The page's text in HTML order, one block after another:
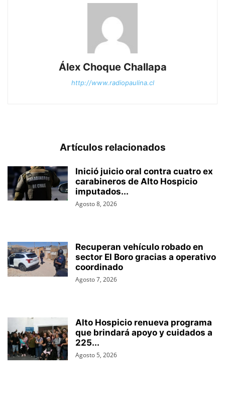
Álex Choque Challapa
http://www.radiopaulina.cl
Artículos relacionados
Inició juicio oral contra cuatro ex
carabineros de Alto Hospicio
imputados...
Agosto 8, 2026
Recuperan vehículo robado en
sector El Boro gracias a operativo
coordinado
Agosto 7, 2026
Alto Hospicio renueva programa
que brindará apoyo y cuidados a
225...
Agosto 5, 2026